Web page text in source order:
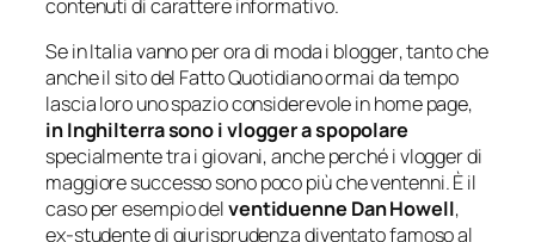
contenuti di carattere informativo.
Se in Italia vanno per ora di moda i blogger, tanto che
anche il sito del Fatto Quotidiano ormai da tempo
lascia loro uno spazio considerevole inhome page,
in Inghilterra sono ivloggera spopolare
specialmente tra i giovani, anche perché ivloggerdi
maggiore successo sono poco più che ventenni. È il
caso per esempio delventiduenne Dan Howell,
ex-studente di giurisprudenza diventato famoso al